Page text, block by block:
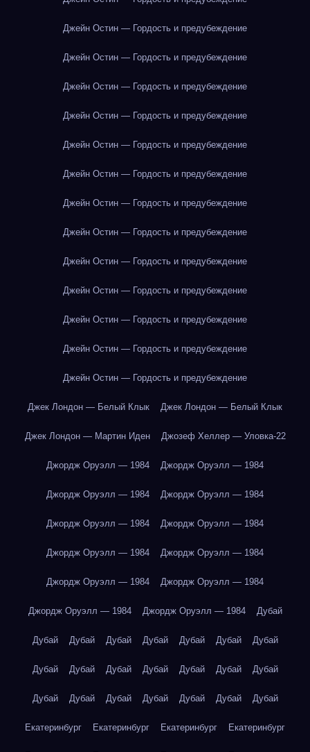
Джейн Остин — Гордость и предубеждение
Джейн Остин — Гордость и предубеждение
Джейн Остин — Гордость и предубеждение
Джейн Остин — Гордость и предубеждение
Джейн Остин — Гордость и предубеждение
Джейн Остин — Гордость и предубеждение
Джейн Остин — Гордость и предубеждение
Джейн Остин — Гордость и предубеждение
Джейн Остин — Гордость и предубеждение
Джейн Остин — Гордость и предубеждение
Джейн Остин — Гордость и предубеждение
Джейн Остин — Гордость и предубеждение
Джейн Остин — Гордость и предубеждение
Джек Лондон — Белый Клык Джек Лондон — Белый Клык
Джек Лондон — Мартин Иден Джозеф Хеллер — Уловка-22
Джордж Оруэлл — 1984 Джордж Оруэлл — 1984
Джордж Оруэлл — 1984 Джордж Оруэлл — 1984
Джордж Оруэлл — 1984 Джордж Оруэлл — 1984
Джордж Оруэлл — 1984 Джордж Оруэлл — 1984
Джордж Оруэлл — 1984 Джордж Оруэлл — 1984
Джордж Оруэлл — 1984 Джордж Оруэлл — 1984 Дубай
Дубай Дубай Дубай Дубай Дубай Дубай Дубай
Дубай Дубай Дубай Дубай Дубай Дубай Дубай
Дубай Дубай Дубай Дубай Дубай Дубай Дубай
Екатеринбург Екатеринбург Екатеринбург Екатеринбург